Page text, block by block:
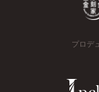
プロデ